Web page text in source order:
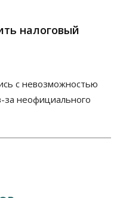
налоговый
с невозможностью
неофициального